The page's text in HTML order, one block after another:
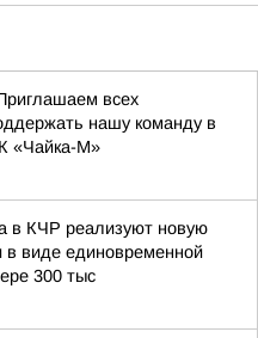
всех
нашу команду в
«Чайка-М»
в КЧР реализуют новую
в виде единовременной
300 тыс